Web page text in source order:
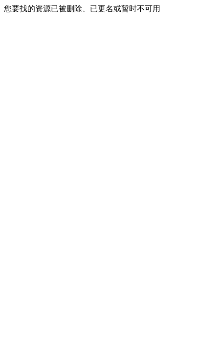
您要找的资源已被删除、已更名或暂时不可用